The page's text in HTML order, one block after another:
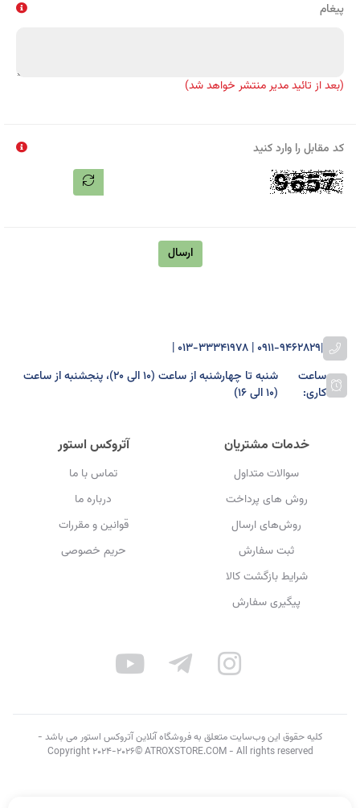
پیغام
(بعد از تائید مدیر منتشر خواهد شد)
کد مقابل را وارد کنید
ارسال
|
0911-9462829 | 013-33341978 |
ساعت
کاری:
شنبه تا چهارشنبه از ساعت (۱۰ الی ۲۰)، پنجشنبه از ساعت
(۱۰ الی ۱۶)
خدمات مشتریان
سوالات متداول
روش های پرداخت
روش‌های ارسال
ثبت سفارش
شرایط بازگشت کالا
پیگیری سفارش
آتروکس استور
تماس با ما
درباره ما
قوانین و مقررات
حریم خصوصی
کلیه حقوق این وب‌سایت متعلق به فروشگاه آنلاین آتروکس استور می باشد -
Copyright 2024-2026© ATROXSTORE.COM - All rights reserved